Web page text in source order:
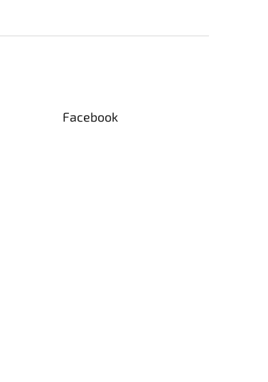
Facebook